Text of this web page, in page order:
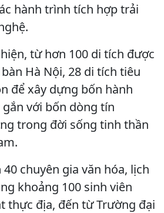
hành trình tích hợp trải
từ hơn 100 di tích được
Hà Nội, 28 di tích tiêu
để xây dựng bốn hành
với bốn dòng tín
trong đời sống tinh thần
chuyên gia văn hóa, lịch
khoảng 100 sinh viên
thực địa, đến từ Trường đại